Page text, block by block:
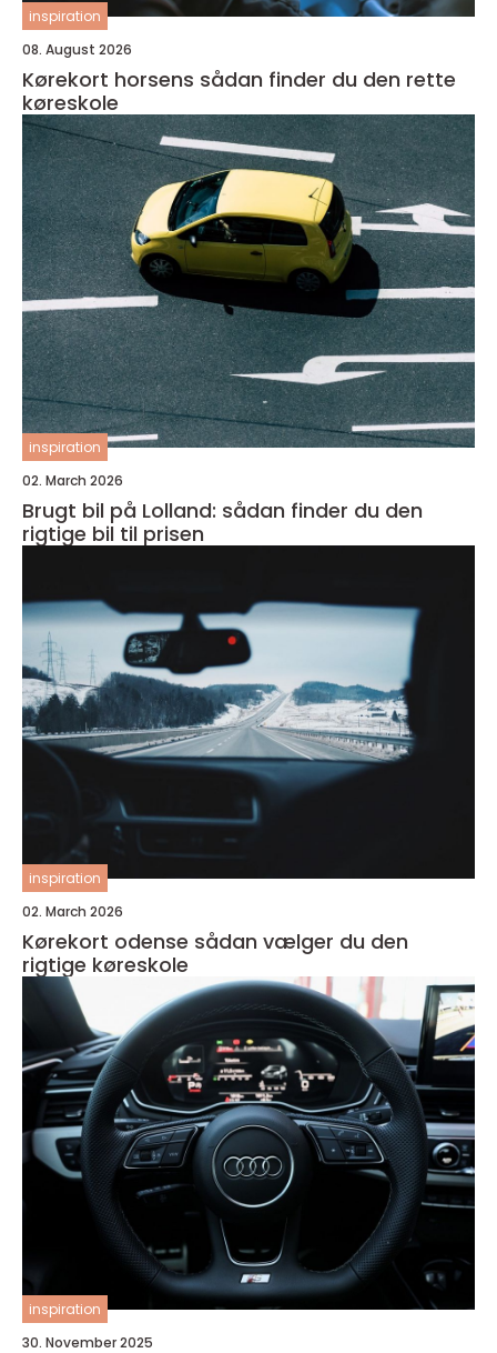
inspiration
08. August 2026
Kørekort horsens sådan finder du den rette
køreskole
inspiration
02. March 2026
Brugt bil på Lolland: sådan finder du den
rigtige bil til prisen
inspiration
02. March 2026
Kørekort odense sådan vælger du den
rigtige køreskole
inspiration
30. November 2025